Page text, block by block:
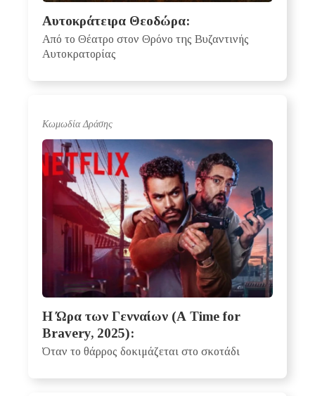
Αυτοκράτειρα Θεοδώρα:
Από το Θέατρο στον Θρόνο της Βυζαντινής
Αυτοκρατορίας
Κωμωδία Δράσης
Η Ώρα των Γενναίων (A Time for
Bravery, 2025):
Όταν το θάρρος δοκιμάζεται στο σκοτάδι